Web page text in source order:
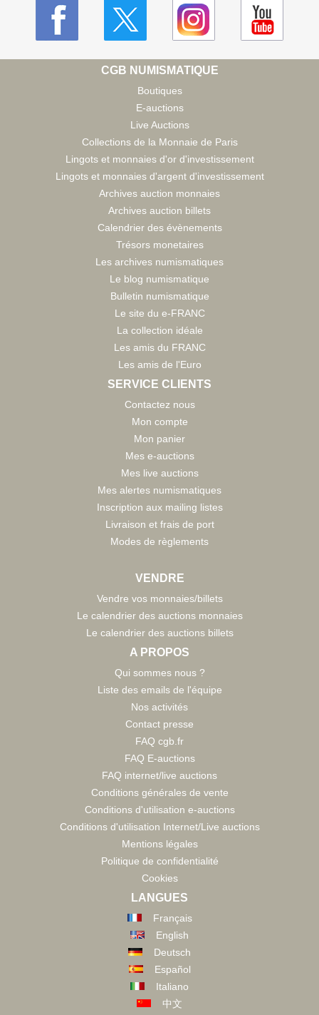
CGB NUMISMATIQUE
Boutiques
E-auctions
Live Auctions
Collections de la Monnaie de Paris
Lingots et monnaies d'or d'investissement
Lingots et monnaies d'argent d'investissement
Archives auction monnaies
Archives auction billets
Calendrier des évènements
Trésors monetaires
Les archives numismatiques
Le blog numismatique
Bulletin numismatique
Le site du e-FRANC
La collection idéale
Les amis du FRANC
Les amis de l'Euro
SERVICE CLIENTS
Contactez nous
Mon compte
Mon panier
Mes e-auctions
Mes live auctions
Mes alertes numismatiques
Inscription aux mailing listes
Livraison et frais de port
Modes de règlements
VENDRE
Vendre vos monnaies/billets
Le calendrier des auctions monnaies
Le calendrier des auctions billets
A PROPOS
Qui sommes nous ?
Liste des emails de l'équipe
Nos activités
Contact presse
FAQ cgb.fr
FAQ E-auctions
FAQ internet/live auctions
Conditions générales de vente
Conditions d'utilisation e-auctions
Conditions d'utilisation Internet/Live auctions
Mentions légales
Politique de confidentialité
Cookies
LANGUES
Français
English
Deutsch
Español
Italiano
中文